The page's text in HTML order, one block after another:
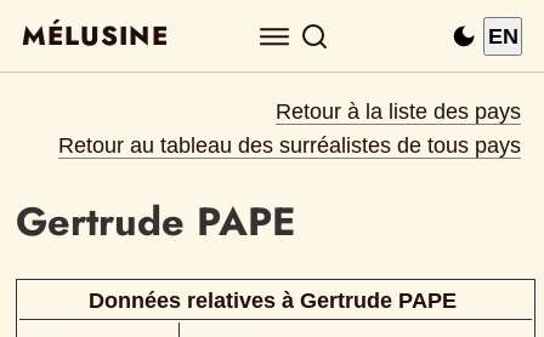
MÉLUSINE EN
Retour à la liste des pays
Retour au tableau des surréalistes de tous pays
Gertrude PAPE
Données relatives à Gertrude PAPE